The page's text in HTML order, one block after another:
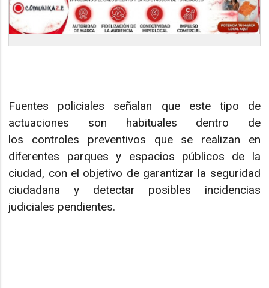
Fuentes policiales señalan que este tipo de
actuaciones son habituales dentro de
los controles preventivos que se realizan en
diferentes parques y espacios públicos de la
ciudad, con el objetivo de garantizar la seguridad
ciudadana y detectar posibles incidencias
judiciales pendientes.